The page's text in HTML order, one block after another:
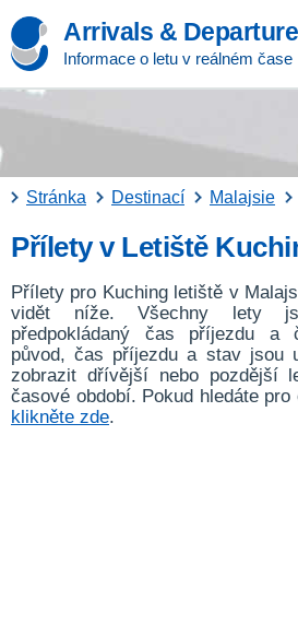
Arrivals &
Informace o letu v reálném čase
Stránka Destinací Malajsie
Přílety v Letiště
Přílety pro Kuching letiště v
vidět níže. Všechny lety
předpokládaný čas příjezdu a
původ, čas příjezdu a stav jsou
zobrazit dřívější nebo pozdější
časové období. Pokud hledáte
klikněte zde.